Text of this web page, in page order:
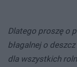
Dlatego proszę o
błagalnej o
dla wszystkich